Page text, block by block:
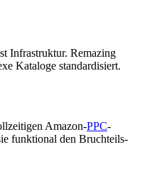
Infrastruktur. Remazing
Kataloge standardisiert.
Amazon-PPC-
funktional den Bruchteils-